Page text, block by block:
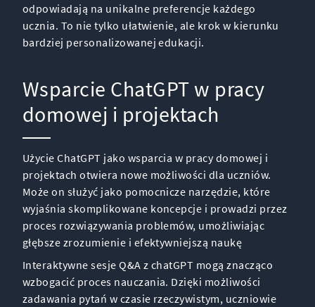
odpowiadają na unikalne preferencje każdego
ucznia. To nie tylko ułatwienie, ale krok w kierunku
bardziej personalizowanej edukacji.
Wsparcie ChatGPT w pracy
domowej i projektach
Użycie ChatGPT jako wsparcia w pracy domowej i
projektach otwiera nowe możliwości dla uczniów.
Może on służyć jako pomocnicze narzędzie, które
wyjaśnia skomplikowane koncepcje i prowadzi przez
proces rozwiązywania problemów, umożliwiając
głębsze zrozumienie i efektywniejszą naukę
Interaktywne sesje Q&A z chatGPT mogą znacząco
wzbogacić proces nauczania. Dzięki możliwości
zadawania pytań w czasie rzeczywistym, uczniowie